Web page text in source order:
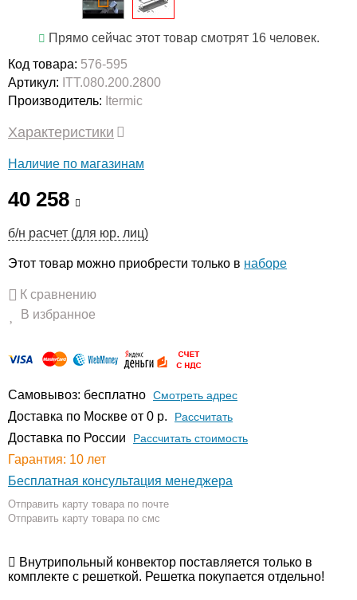
Прямо сейчас этот товар смотрят 16 человек.
Код товара: 576-595
Артикул: ITT.080.200.2800
Производитель: Itermic
Характеристики
Наличие по магазинам
40 258
б/н расчет (для юр. лиц)
Этот товар можно приобрести только в наборе
К сравнению
В избранное
Самовывоз: бесплатно Смотреть адрес
Доставка по Москве от 0 р. Расcчитать
Доставка по России Рассчитать стоимость
Гарантия: 10 лет
Бесплатная консультация менеджера
Отправить карту товара по почте
Отправить карту товара по смс
Внутрипольный конвектор поставляется только в
комплекте с решеткой. Решетка покупается отдельно!